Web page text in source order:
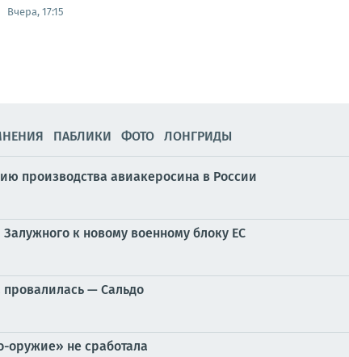
Вчера, 17:15
ПАБЛИКИ ФОТО ЛОНГРИДЫ
производства авиакеросина в России
к новому военному блоку ЕС
— Сальдо
оружие» не сработала